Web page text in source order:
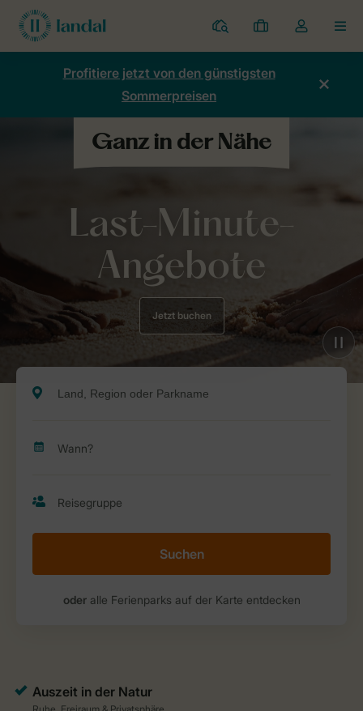
Ferienparks
Meine
Buchungen
Dropdown-
Menü
Kontos
Profitiere jetzt von den günstigsten
Sommerpreisen
Last-Minute-
Angebote
Jetzt buchen
Suchen
oderalle Ferienparks auf der Karte entdecken